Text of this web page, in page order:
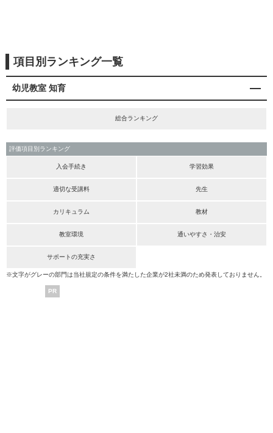
項目別ランキング一覧
幼児教室 知育
総合ランキング
評価項目別ランキング
入会手続き 学習効果
適切な受講料 先生
カリキュラム 教材
教室環境 通いやすさ・治安
サポートの充実さ
※文字がグレーの部門は当社規定の条件を満たした企業が2社未満のため発表しておりません。
PR